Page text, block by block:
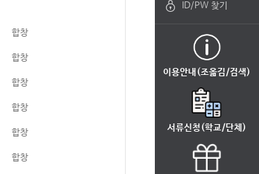
합창
합창
합창
합창
합창
합창
ID/PW 찾기
이용안내(조옮김/검색)
서류신청(학교/단체)